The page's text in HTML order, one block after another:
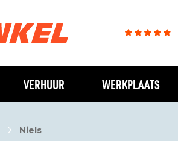
VERHUUR WERKPLAATS
Niels